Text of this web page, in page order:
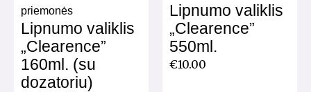
priemonės
Lipnumo valiklis
„Clearence”
160ml. (su
dozatoriu)
Lipnumo valiklis
„Clearence”
550ml.
€10.00